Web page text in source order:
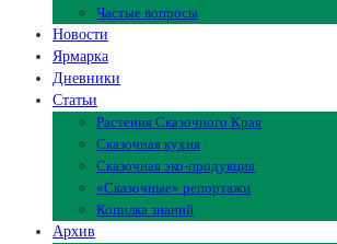
Частые вопросы
Новости
Ярмарка
Дневники
Статьи
Растения Сказочного Края
Сказочная кухня
Сказочная эко-продукция
«Сказочные» репортажи
Копилка знаний
Архив